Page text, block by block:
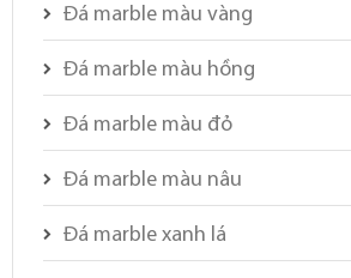
Đá marble màu vàng
Đá marble màu hồng
Đá marble màu đỏ
Đá marble màu nâu
Đá marble xanh lá